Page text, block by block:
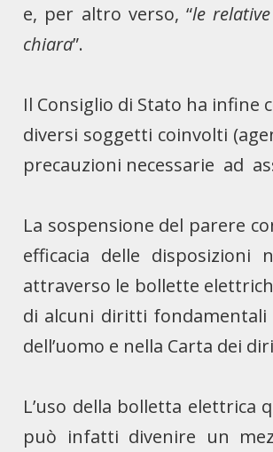
e, per altro verso, “le
chiara”.
Il Consiglio di Stato ha infine
diversi soggetti coinvolti
precauzioni necessarie ad
La sospensione del parere
efficacia delle disposizioni
attraverso le bollette
di alcuni diritti
dell’uomo e nella Carta dei
L’uso della bolletta elettrica
può infatti divenire un